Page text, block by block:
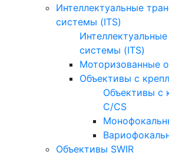
Интеллектуальные
системы (ITS)
системы (ITS)
Моторизованные
Объективы с
Объективы с
C/CS
Объективы SWIR